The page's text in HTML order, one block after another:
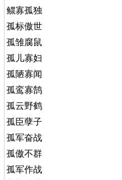
鳏寡孤独
孤标傲世
孤雏腐鼠
孤儿寡妇
孤陋寡闻
孤鸾寡鹄
孤云野鹤
孤臣孽子
孤军奋战
孤傲不群
孤军作战